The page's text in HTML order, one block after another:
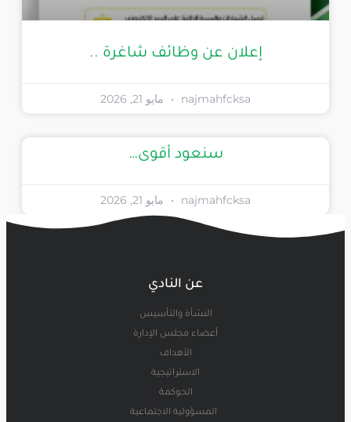
إعلان عن وظائف شاغرة ..
najmahfcksa مايو 21, 2026
سنعود أقوى…
najmahfcksa مايو 21, 2026
عن النادي
النشأة والتأسيس
أعضاء مجلس الإدارة
الأهداف
الاستراتيجية
الحوكمة
المسؤولية الاجتماعية